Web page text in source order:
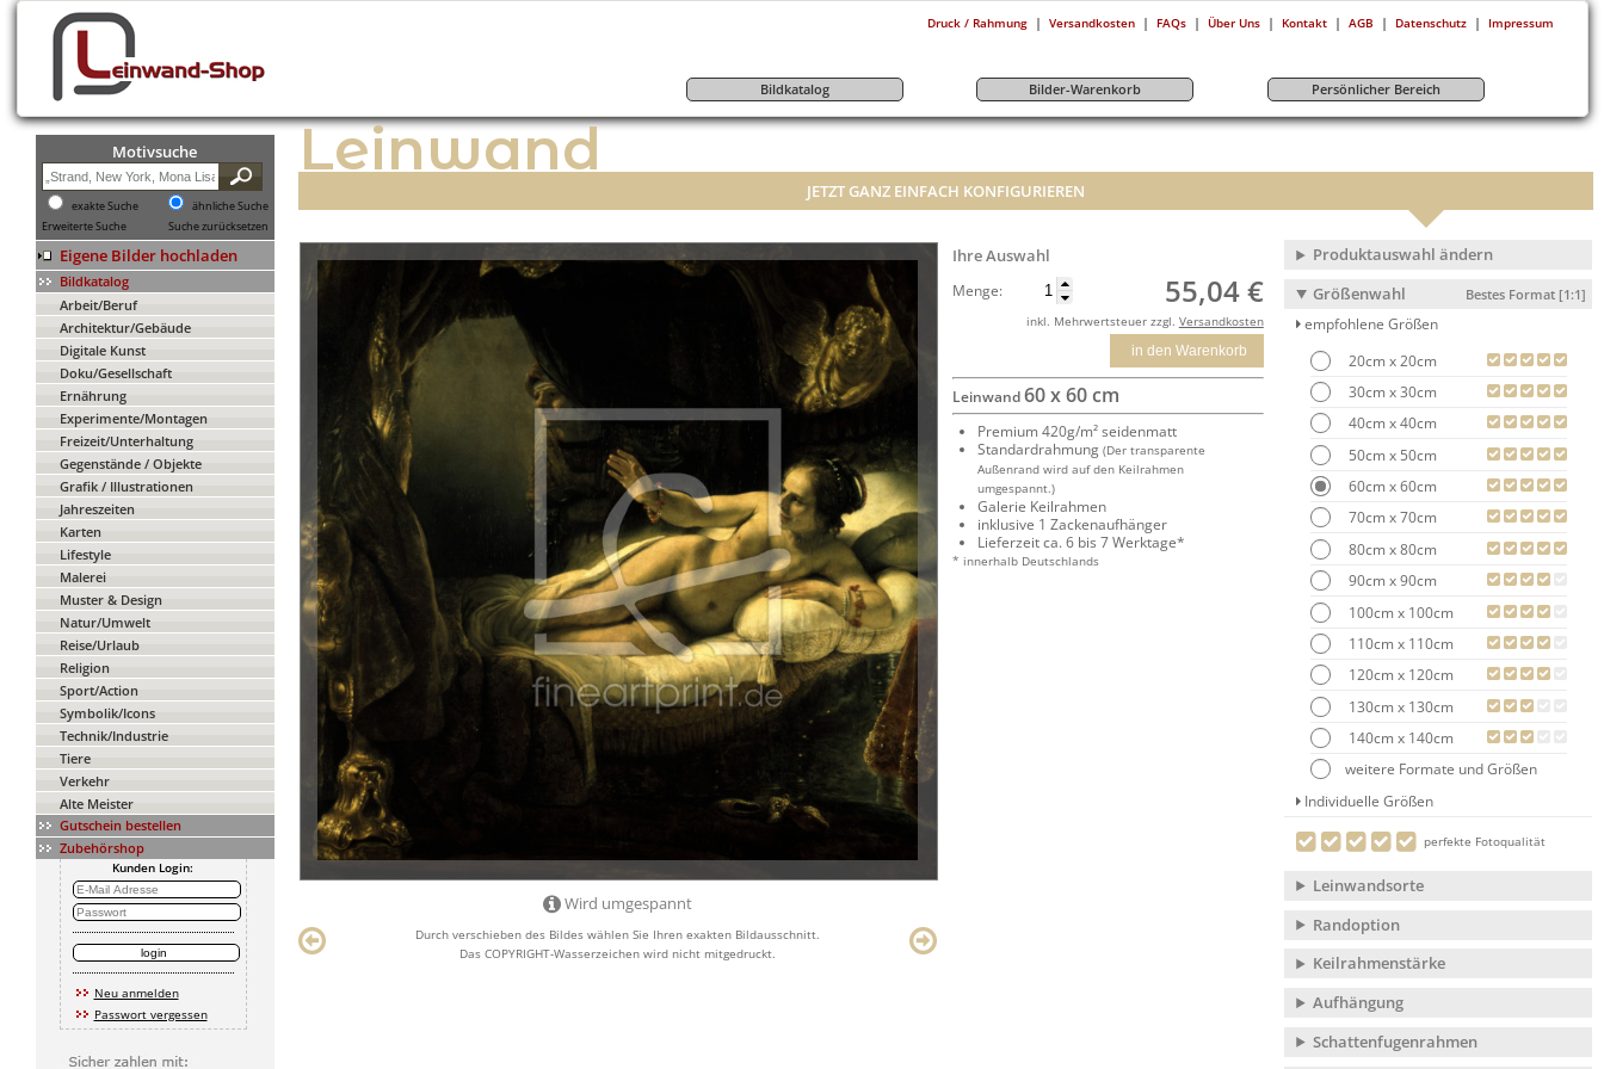
Druck / Rahmung | Versandkosten | FAQs | Über Uns | Kontakt | AGB | Datenschutz | Impressum
Bildkatalog Bilder-Warenkorb Persönlicher Bereich
Motivsuche
exakte Suche
ähnliche Suche
Erweiterte Suche
Suche zurücksetzen
Eigene Bilder hochladen
Bildkatalog
Arbeit/Beruf
Architektur/Gebäude
Digitale Kunst
Doku/Gesellschaft
Ernährung
Experimente/Montagen
Freizeit/Unterhaltung
Gegenstände / Objekte
Grafik / Illustrationen
Jahreszeiten
Karten
Lifestyle
Malerei
Muster & Design
Natur/Umwelt
Reise/Urlaub
Religion
Sport/Action
Symbolik/Icons
Technik/Industrie
Tiere
Verkehr
Alte Meister
Gutschein bestellen
Zubehörshop
Kunden Login:
Neu anmelden
Passwort vergessen
Leinwand
JETZT GANZ EINFACH KONFIGURIEREN
Wird umgespannt
Durch verschieben des Bildes wählen Sie Ihren exakten Bildausschnitt.
Das COPYRIGHT-Wasserzeichen wird nicht mitgedruckt.
Ihre Auswahl
Menge: 55,04 €
inkl. Mehrwertsteuer zzgl. Versandkosten
in den Warenkorb
Leinwand60 x 60 cm
Premium 420g/m² seidenmatt
Standardrahmung (Der transparente
Außenrand wird auf den Keilrahmen
umgespannt.)
Galerie Keilrahmen
inklusive 1 Zackenaufhänger
Lieferzeit ca. 6 bis 7 Werktage*
* innerhalb Deutschlands
Produktauswahl ändern
Größenwahl
Bestes Format [1:1]
empfohlene Größen
20cm x 20cm
30cm x 30cm
40cm x 40cm
50cm x 50cm
60cm x 60cm
70cm x 70cm
80cm x 80cm
90cm x 90cm
100cm x 100cm
110cm x 110cm
120cm x 120cm
130cm x 130cm
140cm x 140cm
weitere Formate und Größen
Individuelle Größen
perfekte Fotoqualität
Leinwandsorte
Randoption
Keilrahmenstärke
Aufhängung
Schattenfugenrahmen